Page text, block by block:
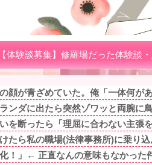
【体験談募集】修羅場だった体験談
顔が青ざめていた。俺「一体何が
ンダに出たら突然ゾワッと両腕に
を断ったら「理屈に合わない主張
たら私の職場(法律事務所)に乗り
化！」← 正直なんの意味もなかった